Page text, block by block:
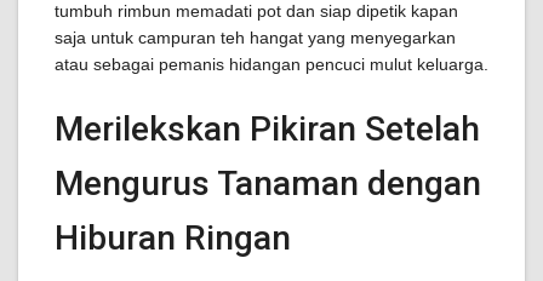
tumbuh rimbun memadati pot dan siap dipetik kapan
saja untuk campuran teh hangat yang menyegarkan
atau sebagai pemanis hidangan pencuci mulut keluarga.
Merilekskan Pikiran Setelah
Mengurus Tanaman dengan
Hiburan Ringan